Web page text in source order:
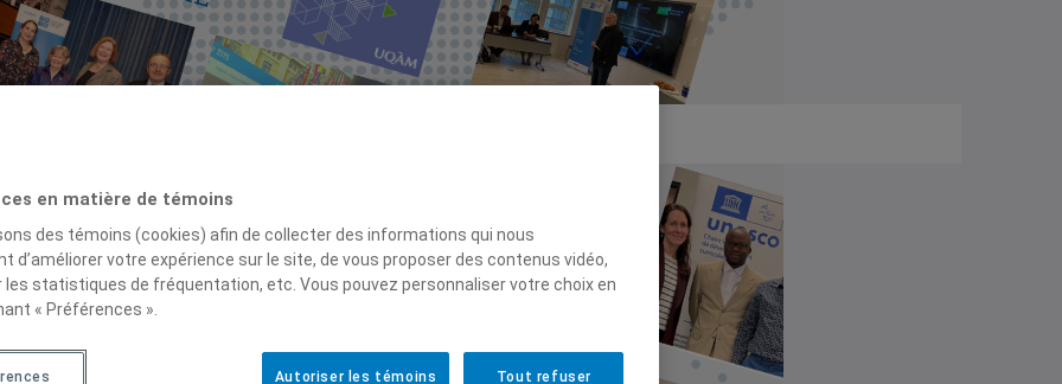
de la Commission
logement, FRAPRU, mars
en matière de témoins
des témoins (cookies) afin de collecter des informations qui nous
d’améliorer votre expérience sur le site, de vous proposer des contenus vidéo,
les statistiques de fréquentation, etc. Vous pouvez personnaliser votre choix en
« Préférences ».
Tout refuser
Autoriser les témoins